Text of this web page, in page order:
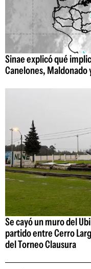
Sinae explicó qué
Canelones, Maldonado
Se cayó un muro del
partido entre Cerro
del Torneo Clausura